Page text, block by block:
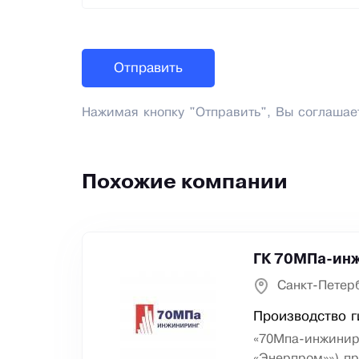
Нажимая кнопку "Отправить", Вы
Похожие компании
ГК 70МПа-
Санкт-
Производство
«70Мпа-